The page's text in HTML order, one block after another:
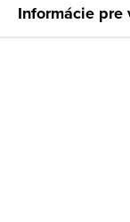
Informácie pre